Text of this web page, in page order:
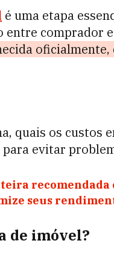
é uma etapa
comprador
quais os custos
evitar
seus
de imóvel?